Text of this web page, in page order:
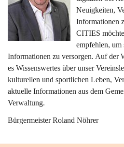
Neuigkeiten,
Informationen
CITIES
empfehlen, um
Informationen zu versorgen. Auf der
es Wissenswertes über unser
kulturellen und sportlichen Leben,
aktuelle Informationen aus dem
Verwaltung.
Bürgermeister Roland Nöhrer